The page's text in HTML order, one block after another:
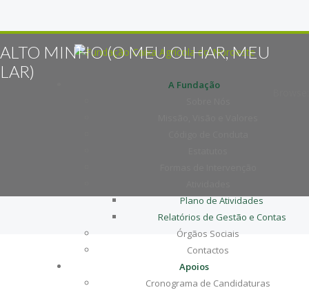
A Fundação
Plano de Atividades
Relatórios de Gestão e Contas
Órgãos Sociais
Contactos
Apoios
Cronograma de Candidaturas
ALTO MINHO (O MEU OLHAR, MEU
LAR)